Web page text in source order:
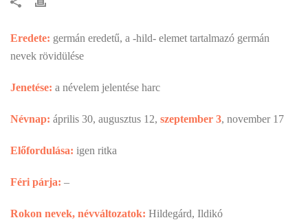
Eredete: germán eredetű, a -hild- elemet tartalmazó germán
nevek rövidülése
Jenetése: a névelem jelentése harc
Névnap: április 30, augusztus 12, szeptember 3, november 17
Előfordulása: igen ritka
Féri párja: –
Rokon nevek, névváltozatok: Hildegárd, Ildikó